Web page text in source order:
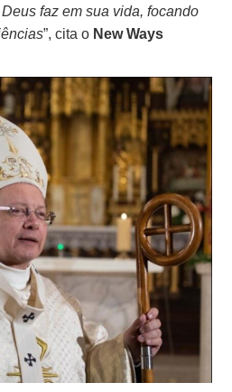
faz em sua vida, focando
”, cita o New Ways